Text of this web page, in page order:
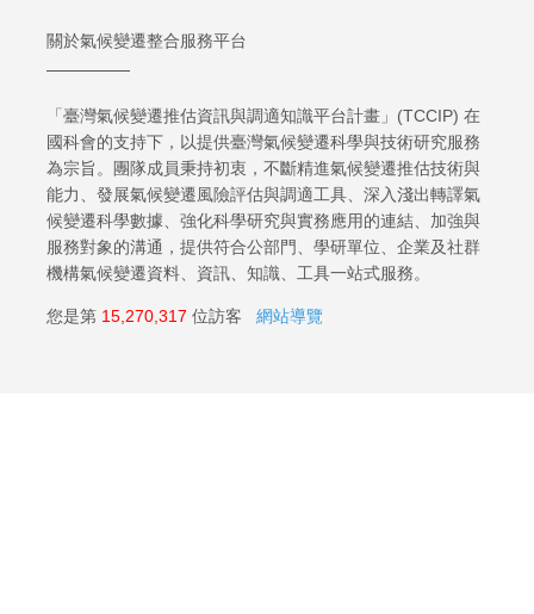
關於氣候變遷整合服務平台
「臺灣氣候變遷推估資訊與調適知識平台計畫」(TCCIP) 在
國科會的支持下，以提供臺灣氣候變遷科學與技術研究服務
為宗旨。團隊成員秉持初衷，不斷精進氣候變遷推估技術與
能力、發展氣候變遷風險評估與調適工具、深入淺出轉譯氣
候變遷科學數據、強化科學研究與實務應用的連結、加強與
服務對象的溝通，提供符合公部門、學研單位、企業及社群
機構氣候變遷資料、資訊、知識、工具一站式服務。
您是第 15,270,317 位訪客 網站導覽